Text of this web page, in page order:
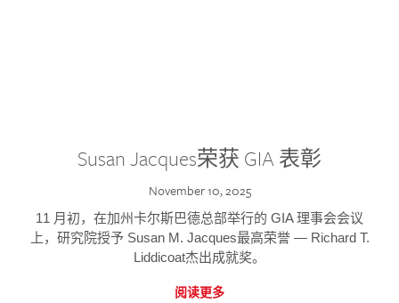
Susan Jacques荣获 GIA 表彰
November 10, 2025
11 月初，在加州卡尔斯巴德总部举行的 GIA 理事会会议
上，研究院授予 Susan M. Jacques最高荣誉 — Richard T.
Liddicoat杰出成就奖。
阅读更多